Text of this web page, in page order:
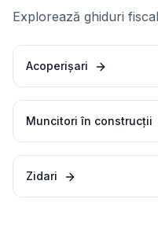
Explorează ghiduri
Acoperișari
Muncitori în construcții
Zidari